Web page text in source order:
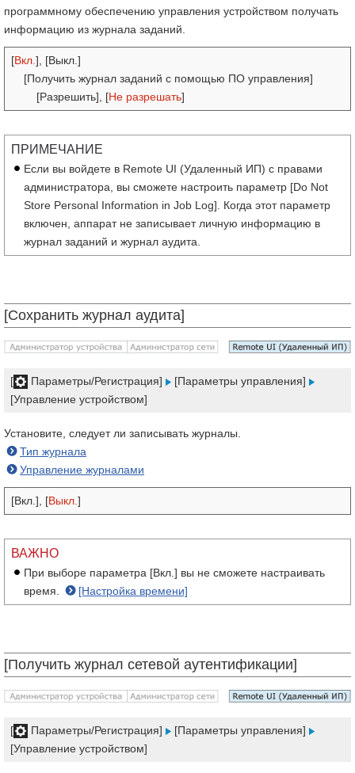
программному обеспечению управления устройством получать
информацию из журнала заданий.
[Вкл. ], [Выкл.]
[Получить журнал заданий с помощью ПО управления]
[Разрешить], [Не разрешать]
ПРИМЕЧАНИЕ
Если вы войдете в Remote UI (Удаленный ИП) с правами
администратора, вы сможете настроить параметр [Do Not
Store Personal Information in Job Log]. Когда этот параметр
включен, аппарат не записывает личную информацию в
журнал заданий и журнал аудита.
[Сохранить журнал аудита]
[ Параметры/Регистрация]
[Параметры управления]
[Управление устройством]
Установите, следует ли записывать журналы.
Тип журнала
Управление журналами
[Вкл.], [Выкл. ]
ВАЖНО
При выборе параметра [Вкл.] вы не сможете настраивать
время.
[Настройка времени]
[Получить журнал сетевой аутентификации]
[ Параметры/Регистрация]
[Параметры управления]
[Управление устройством]